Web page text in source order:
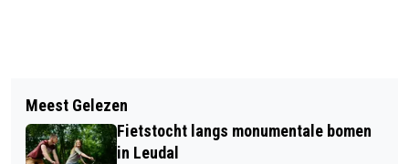
DE VERBORGEN KRACHT VAN WATER
EN WIND
GRATIS INFORMATIEBIJEENKOMST
OVER VALPREVENTIE
Meest Gelezen
Fietstocht langs monumentale bomen
in Leudal